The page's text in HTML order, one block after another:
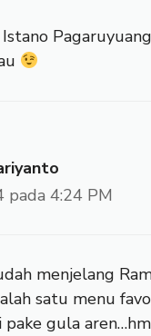
pada 4:24 PM
menjelang
satu menu
pake gula